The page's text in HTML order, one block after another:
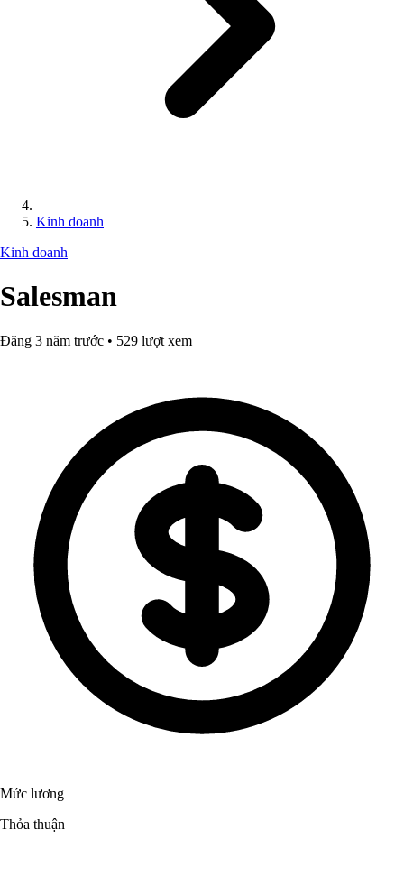
Kinh doanh
Kinh doanh
Salesman
Đăng 3 năm trước • 529 lượt xem
Mức lương
Thỏa thuận